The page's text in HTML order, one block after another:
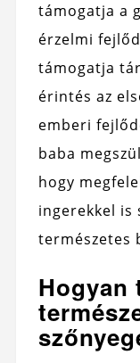
támogatja a
érzelmi
támogatja
érintés az
emberi
baba
hogy
ingerekkel is
természetes
Hogyan